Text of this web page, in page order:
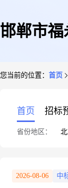
邯郸市
您当前的位置： 首页
首页 招标
省份地区：
2026-08-06 中